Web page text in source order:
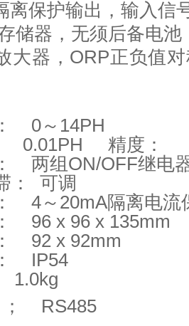
离保护输出，输入信
储器，无须后备电
大器， ORP正负值
0～ 14PH
0.01PH 精度
两组ON/OFF继电
：
可调
4～ 20mA隔离电流
96 x 96 x 135mm
92 x 92mm
IP54
1.0kg
RS485